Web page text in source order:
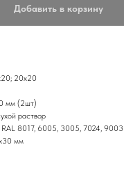
Добавить в корзину
20х20
мм (2шт)
раствор
8017, 6005, 3005, 7024, 9003
мм